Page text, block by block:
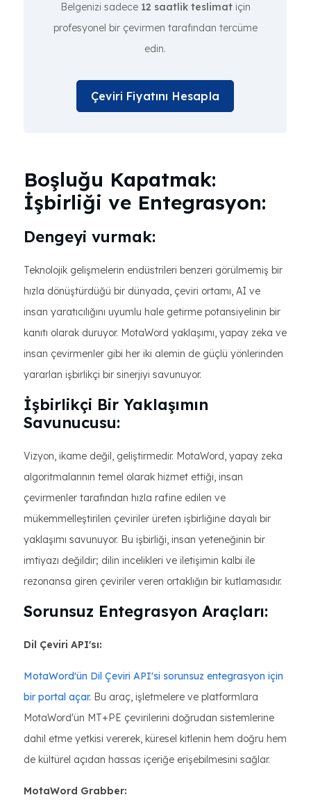
Belgenizi sadece 12 saatlik teslimatiçin
profesyonel bir çevirmen tarafından tercüme
edin.
Çeviri Fiyatını Hesapla
Boşluğu Kapatmak:
İşbirliği ve Entegrasyon:
Dengeyi vurmak:
Teknolojik gelişmelerin endüstrileri benzeri görülmemiş bir
hızla dönüştürdüğü bir dünyada, çeviri ortamı, AI ve
insan yaratıcılığını uyumlu hale getirme potansiyelinin bir
kanıtı olarak duruyor. MotaWord yaklaşımı, yapay zeka ve
insan çevirmenler gibi her iki alemin de güçlü yönlerinden
yararlan işbirlikçi bir sinerjiyi savunuyor.
İşbirlikçi Bir Yaklaşımın
Savunucusu:
Vizyon, ikame değil, geliştirmedir. MotaWord, yapay zeka
algoritmalarının temel olarak hizmet ettiği, insan
çevirmenler tarafından hızla rafine edilen ve
mükemmelleştirilen çeviriler üreten işbirliğine dayalı bir
yaklaşımı savunuyor. Bu işbirliği, insan yeteneğinin bir
imtiyazı değildir; dilin incelikleri ve iletişimin kalbi ile
rezonansa giren çeviriler veren ortaklığın bir kutlamasıdır.
Sorunsuz Entegrasyon Araçları:
Dil Çeviri API'sı:
MotaWord'ün Dil Çeviri API'si sorunsuz entegrasyon için
bir portal açar. Bu araç, işletmelere ve platformlara
MotaWord'ün MT+PE çevirilerini doğrudan sistemlerine
dahil etme yetkisi vererek, küresel kitlenin hem doğru hem
de kültürel açıdan hassas içeriğe erişebilmesini sağlar.
MotaWord Grabber: